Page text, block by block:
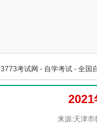
3773考试网 - 自学考试 - 全国
2021
来源:天津市